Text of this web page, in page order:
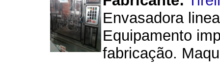
Envasadora
Equipamento
fabricação.